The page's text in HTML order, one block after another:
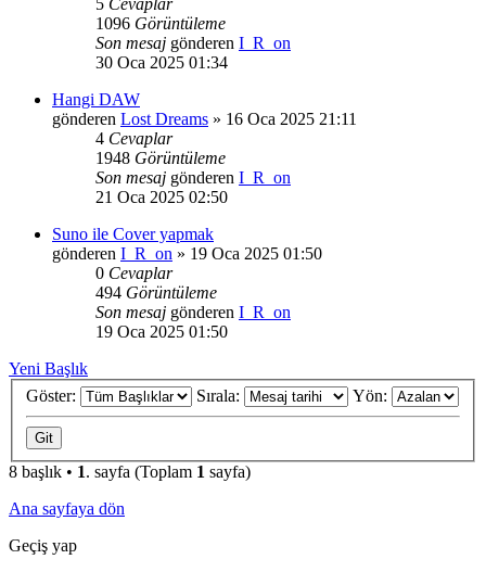
1096 Görüntüleme
Son mesaj gönderen I_R_on
30 Oca 2025 01:34
Hangi DAW
gönderen Lost Dreams » 16 Oca 2025 21:11
4 Cevaplar
1948 Görüntüleme
Son mesaj gönderen I_R_on
21 Oca 2025 02:50
Suno ile Cover yapmak
gönderen I_R_on » 19 Oca 2025 01:50
0 Cevaplar
494 Görüntüleme
Son mesaj gönderen I_R_on
19 Oca 2025 01:50
Yeni Başlık
Göster:
Sırala: Yön:
8 başlık • 1. sayfa (Toplam 1 sayfa)
Ana sayfaya dön
Geçiş yap